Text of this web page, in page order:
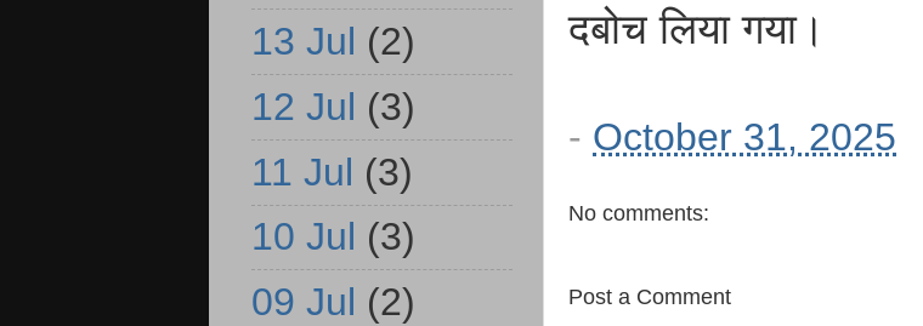
दबोच लिया गया।
- October 31, 2025
No comments:
Post a Comment
13 Jul (2)
12 Jul (3)
11 Jul (3)
10 Jul (3)
09 Jul (2)